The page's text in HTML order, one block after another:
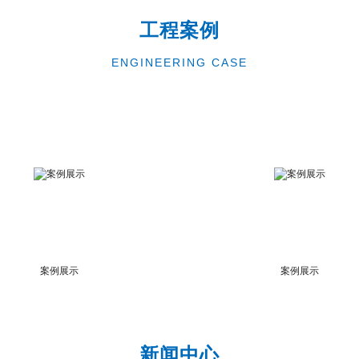
工程案例
ENGINEERING CASE
案例展示 案例展示
新闻中心